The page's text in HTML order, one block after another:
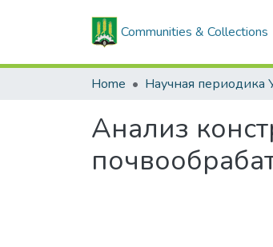
Communities & Collections
Home
Анализ